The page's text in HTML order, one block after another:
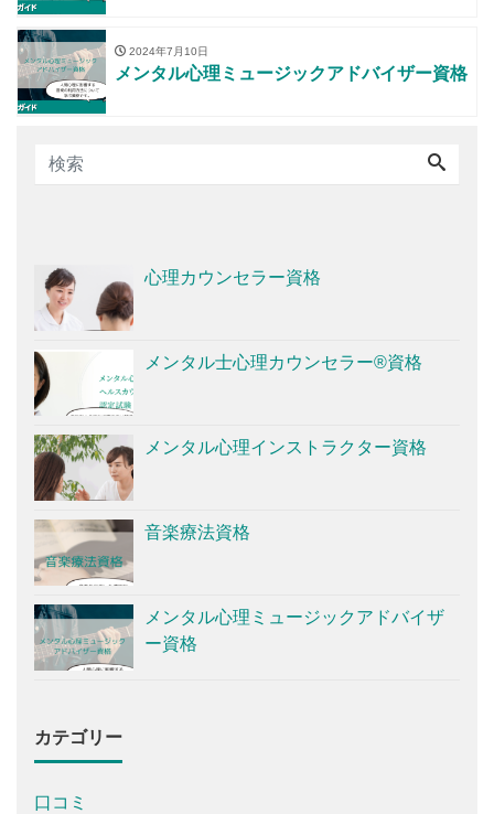
2024年7月10日
メンタル心理ミュージックアドバイザー資格
心理カウンセラー資格
メンタル士心理カウンセラー®資格
メンタル心理インストラクター資格
音楽療法資格
メンタル心理ミュージックアドバイザ
ー資格
カテゴリー
口コミ